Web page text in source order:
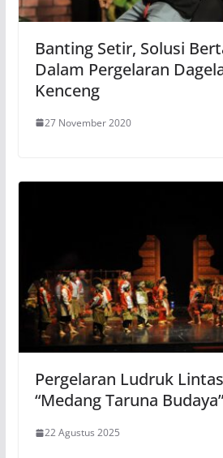
Banting Setir, Solusi
Dalam Pergelaran
Kenceng
27 November 2020
Pergelaran Ludruk
“Medang Taruna Budaya”
22 Agustus 2025